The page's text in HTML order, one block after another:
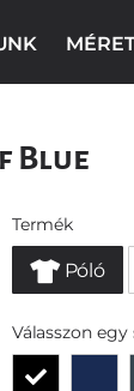
Blue
Termék
Póló
Válasszon egy